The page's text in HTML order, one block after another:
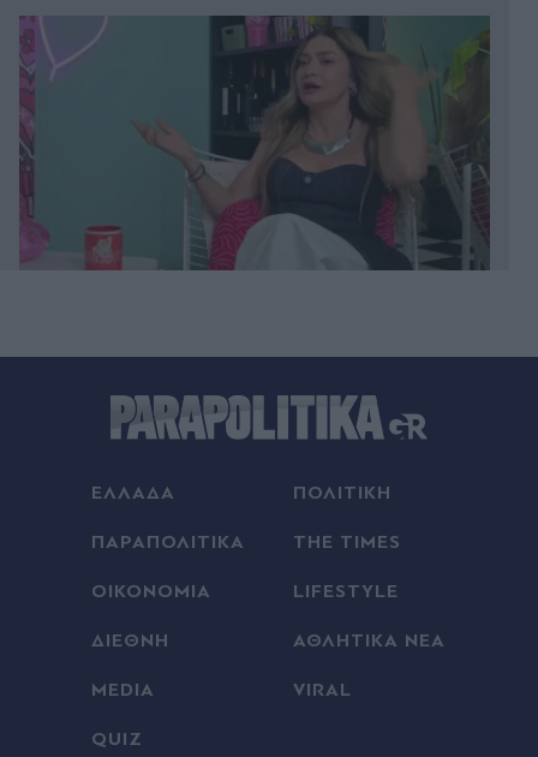
κατάστημα ναυτιλιακών ειδών
Χανιά: Φίδι δάγκωσε 13χρονο στην παραλία
Έλενα Χριστοπούλου: Ποζάρει με μπικίνι στον
καθεμία»" (Βίντεο)
Καύσωνας και ισχυρά μελτέμια το
ΕΛΛΑΔΑ ΠΟΛΙΤΙΚΗ
ΠΑΡΑΠΟΛΙΤΙΚΑ THE TIMES
ΟΙΚΟΝΟΜΙΑ LIFESTYLE
ΔΙΕΘΝΗ ΑΘΛΗΤΙΚΑ ΝΕΑ
MEDIA VIRAL
QUIZ